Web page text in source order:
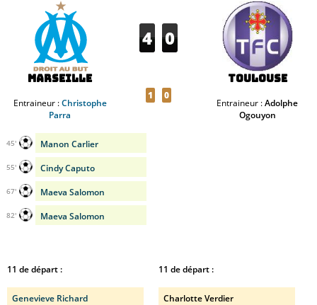
Marseille
Entraineur :Christophe
Parra
4 0
1 0
Toulouse
Entraineur :Adolphe
Ogouyon
Manon Carlier
45'
Cindy Caputo
55'
Maeva Salomon
67'
Maeva Salomon
82'
11 de départ :
Genevieve Richard
11 de départ :
Charlotte Verdier